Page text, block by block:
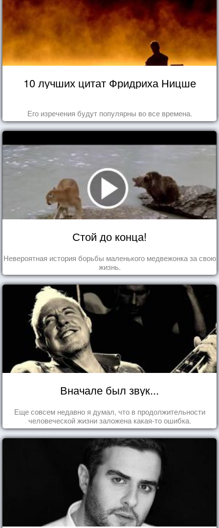
10 лучших цитат Фридриха Ницше
Его изречения будут популярны во все времена.
Стой до конца!
Невероятная история борьбы маленького медвежонка за свою
жизнь.
Вначале был звук...
Еще совсем недавно я думал, что в продолжительности
человеческой жизни заложена какая-то ошибка.